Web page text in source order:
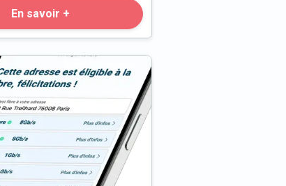
En savoir +